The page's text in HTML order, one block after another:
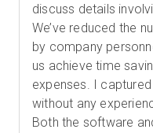
discuss details
We’ve reduced the
by company
us achieve time
expenses. I
without any
Both the software